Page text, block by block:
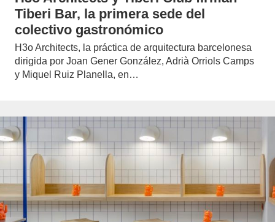
Tiberi Bar, la primera sede del
colectivo gastronómico
H3o Architects, la práctica de arquitectura barcelonesa
dirigida por Joan Gener González, Adrià Orriols Camps
y Miquel Ruiz Planella, en…